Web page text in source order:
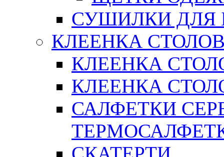
СУШИЛКИ ДЛЯ
КЛЕЕНКА
КЛЕЕНКА
КЛЕЕНКА
САЛФЕТКИ